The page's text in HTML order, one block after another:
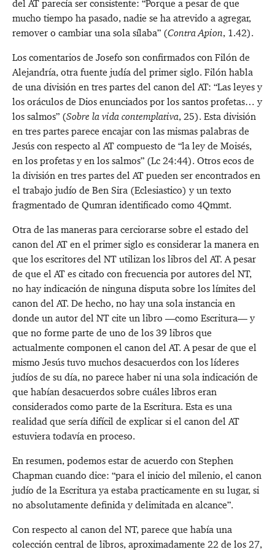
del AT parecía ser consistente: “Porque a pesar de que
mucho tiempo ha pasado, nadie se ha atrevido a agregar,
remover o cambiar una sola sílaba” (Contra Apion, 1.42).
Los comentarios de Josefo son confirmados con Filón de
Alejandría, otra fuente judía del primer siglo. Filón habla
de una división en tres partes del canon del AT: “Las leyes y
los oráculos de Dios enunciados por los santos profetas… y
los salmos” (Sobre la vida contemplativa, 25). Esta división
en tres partes parece encajar con las mismas palabras de
Jesús con respecto al AT compuesto de “la ley de Moisés,
en los profetas y en los salmos” (Lc 24:44). Otros ecos de
la división en tres partes del AT pueden ser encontrados en
el trabajo judío de Ben Sira (Eclesiastico) y un texto
fragmentado de Qumran identificado como 4Qmmt.
Otra de las maneras para cerciorarse sobre el estado del
canon del AT en el primer siglo es considerar la manera en
que los escritores del NT utilizan los libros del AT. A pesar
de que el AT es citado con frecuencia por autores del NT,
no hay indicación de ninguna disputa sobre los límites del
canon del AT. De hecho, no hay una sola instancia en
donde un autor del NT cite un libro —como Escritura— y
que no forme parte de uno de los 39 libros que
actualmente componen el canon del AT. A pesar de que el
mismo Jesús tuvo muchos desacuerdos con los líderes
judíos de su día, no parece haber ni una sola indicación de
que habían desacuerdos sobre cuáles libros eran
considerados como parte de la Escritura. Esta es una
realidad que sería difícil de explicar si el canon del AT
estuviera todavía en proceso.
En resumen, podemos estar de acuerdo con Stephen
Chapman cuando dice: “para el inicio del milenio, el canon
judío de la Escritura ya estaba practicamente en su lugar, si
no absolutamente definida y delimitada en alcance”.
Con respecto al canon del NT, parece que había una
colección central de libros, aproximadamente 22 de los 27,